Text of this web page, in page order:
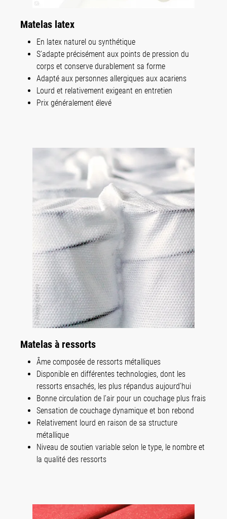
Matelas latex
En latex naturel ou synthétique
S’adapte précisément aux points de pression du
corps et conserve durablement sa forme
Adapté aux personnes allergiques aux acariens
Lourd et relativement exigeant en entretien
Prix généralement élevé
Matelas à ressorts
Âme composée de ressorts métalliques
Disponible en différentes technologies, dont les
ressorts ensachés, les plus répandus aujourd’hui
Bonne circulation de l’air pour un couchage plus frais
Sensation de couchage dynamique et bon rebond
Relativement lourd en raison de sa structure
métallique
Niveau de soutien variable selon le type, le nombre et
la qualité des ressorts